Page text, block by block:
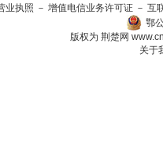
业执照 － 增值电信业务许可证 － 互
鄂
版权为 荆楚网
关于